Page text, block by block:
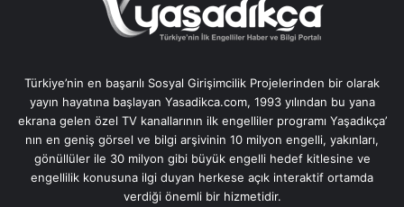
Türkiye’nin en başarılı Sosyal Girişimcilik Projelerinden bir olarak
yayın hayatına başlayan Yasadikca.com, 1993 yılından bu yana
ekrana gelen özel TV kanallarının ilk engelliler programı Yaşadıkça’
nın en geniş görsel ve bilgi arşivinin 10 milyon engelli, yakınları,
gönüllüler ile 30 milyon gibi büyük engelli hedef kitlesine ve
engellilik konusuna ilgi duyan herkese açık interaktif ortamda
verdiği önemli bir hizmetidir.